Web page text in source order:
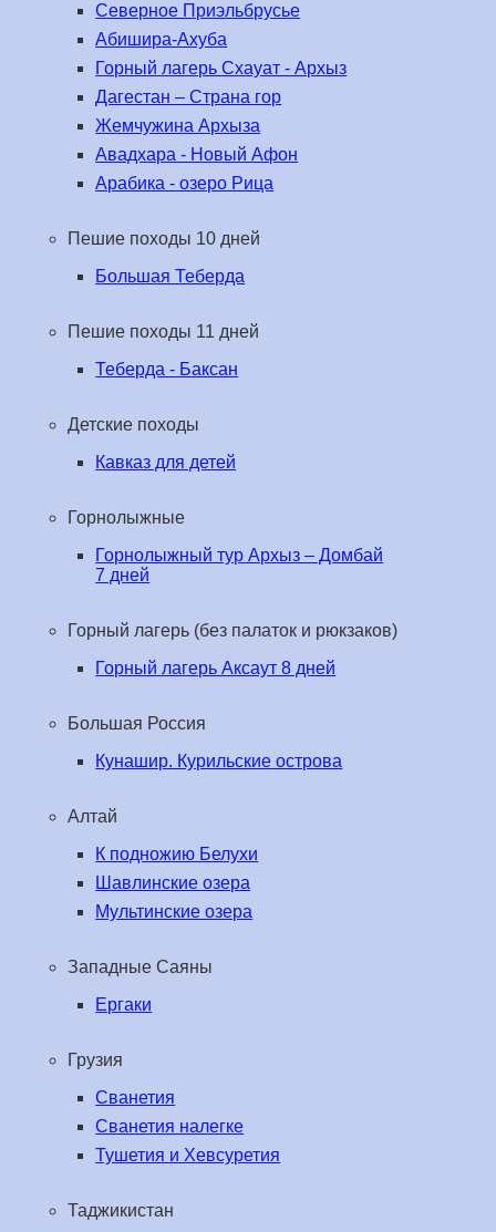
Северное Приэльбрусье
Абишира-Ахуба
Горный лагерь Схауат - Архыз
Дагестан – Страна гор
Жемчужина Архыза
Авадхара - Новый Афон
Арабика - озеро Рица
Пешие походы 10 дней
Большая Теберда
Пешие походы 11 дней
Теберда - Баксан
Детские походы
Кавказ для детей
Горнолыжные
Горнолыжный тур Архыз – Домбай
7 дней
Горный лагерь (без палаток и рюкзаков)
Горный лагерь Аксаут 8 дней
Большая Россия
Кунашир. Курильские острова
Алтай
К подножию Белухи
Шавлинские озера
Мультинские озера
Западные Саяны
Ергаки
Грузия
Сванетия
Сванетия налегке
Тушетия и Хевсуретия
Таджикистан